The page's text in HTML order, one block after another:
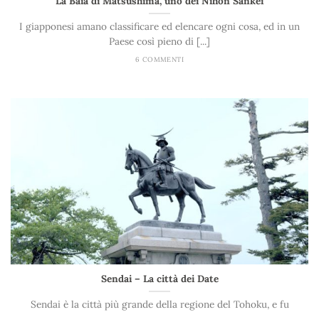
I giapponesi amano classificare ed elencare ogni cosa, ed in un
Paese così pieno di [...]
6 COMMENTI
Sendai – La città dei Date
Sendai è la città più grande della regione del Tohoku, e fu